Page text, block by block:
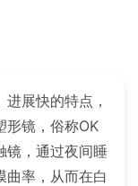
展快的特点，
形镜，俗称OK
镜，通过夜间睡
曲率，从而在白